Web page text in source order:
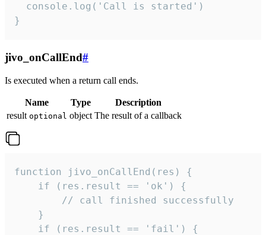
  console.log('Call is started')
}
jivo_onCallEnd#
Is executed when a return call ends.
Name Type
Description
result optional object The result of a callback
function jivo_onCallEnd(res) {
    if (res.result == 'ok') {
        // call finished successfully
    }
    if (res.result == 'fail') {